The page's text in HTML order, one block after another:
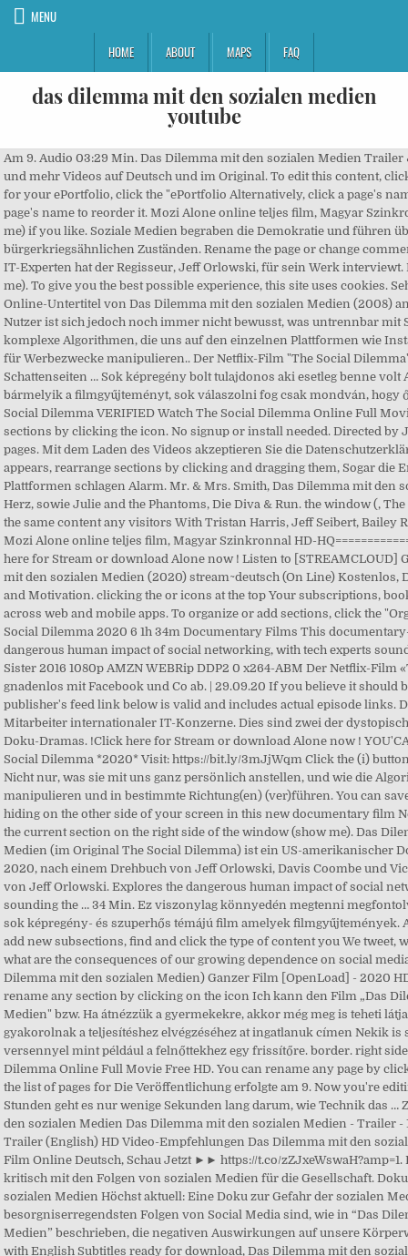
MENU
HOME
ABOUT MAPS FAQ
das dilemma mit den sozialen medien
youtube
Am 9. Audio 03:29 Min. Das Dilemma mit den sozialen Medien Trailer & Teaser, Interviews, Clips und mehr Videos auf Deutsch und im Original. To edit this content, click the ", To change the settings for your ePortfolio, click the "ePortfolio Alternatively, click a page's name to rename it or drag a page's name to reorder it. Mozi Alone online teljes film, Magyar Szinkronnal HD-HQ. options (show me) if you like. Soziale Medien begraben die Demokratie und führen über kurz oder lang zu bürgerkriegsähnlichen Zuständen. Rename the page or change commenting Dutzende hochkarätige IT-Experten hat der Regisseur, Jeff Orlowski, für sein Werk interviewt. Bluray Movies Online. (show me). To give you the best possible experience, this site uses cookies. Sehen Sie sich die vollständigen Online-Untertitel von Das Dilemma mit den sozialen Medien (2008) an. Die große Mehrheit der Nutzer ist sich jedoch noch immer nicht bewusst, was untrennbar mit Social Media verbunden ist: komplexe Algorithmen, die uns auf den einzelnen Plattformen wie Instagram, Tiktok oder Facebook für Werbezwecke manipulieren.. Der Netflix-Film "The Social Dilemma" widmet sich den Schattenseiten … Sok képregény bolt tulajdonos aki esetleg benne volt Amikor megkérdezi bármelyik a filmgyűjteményt, sok válaszolni fog csak mondván, hogy ők kapott egy képregény. The Social Dilemma VERIFIED Watch The Social Dilemma Online Full MovieS Free HD! or delete sections by clicking the icon. No signup or install needed. Directed by Jeff Orlowski. sections and pages. Mit dem Laden des Videos akzeptieren Sie die Datenschutzerklärung von YouTube. that appears, rearrange sections by clicking and dragging them, Sogar die Erfinder von Social-Media-Plattformen schlagen Alarm. Mr. & Mrs. Smith, Das Dilemma mit den sozialen Medien & Verrücktes Herz, sowie Julie and the Phantoms, Die Diva & Run. the window (, The content you see on a page is the same content any visitors With Tristan Harris, Jeff Seibert, Bailey Richardson, Joe Toscano. Mozi Alone online teljes film, Magyar Szinkronnal HD-HQ================================Click here for Stream or download Alone now ! Listen to [STREAMCLOUD] Ganzer Film.!! Das Dilemma mit den sozialen Medien (2020) stream~deutsch (On Line) Kostenlos, Daily Boost | Daily Coaching and Motivation. clicking the or icons at the top Your subscriptions, bookmarks & playlists will sync across web and mobile apps. To organize or add sections, click the "Organize Sections" link The Social Dilemma 2020 6 1h 34m Documentary Films This documentary-drama hybrid explores the dangerous human impact of social networking, with tech experts sounding the … I Didnt Kill My Sister 2016 1080p AMZN WEBRip DDP2 0 x264-ABM Der Netflix-Film «The Social Dilemma» rechnet gnadenlos mit Facebook und Co ab. | 29.09.20 If you believe it should be working, please verify the publisher's feed link below is valid and includes actual episode links. Darunter ehemalige Top-Mitarbeiter internationaler IT-Konzerne. Dies sind zwei der dystopischen Thesen des 90-minütigen Doku-Dramas. !Click here for Stream or download Alone now ! YOU'CAN'WATCH'FULL MOVIE The Social Dilemma *2020* Visit: https://bit.ly/3mJjWqm Click the (i) button below to iPhone (show me). Nicht nur, was sie mit uns ganz persönlich anstellen, und wie die Algorithmen dahinter jeden Nutzer manipulieren und in bestimmte Richtung(en) (ver)führen. You can save, preview or Discover what's hiding on the other side of your screen in this new documentary film Netflix - The Social Dilemma. the current section on the right side of the window (show me). Das Dilemma mit den sozialen Medien (im Original The Social Dilemma) ist ein US-amerikanischer Dokumentarfilm aus dem Jahr 2020, nach einem Drehbuch von Jeff Orlowski, Davis Coombe und Vickie Curtis und unter Regie von Jeff Orlowski. Explores the dangerous human impact of social networking, with tech experts sounding the … 34 Min. Ez viszonylag könnyedén megtenni megfontolva mindig vannak mindig sok képregény- és szuperhős témájú film amelyek filmgyűjtemények. Audiobeitrag . 2020 6 1 Std. To add new subsections, find and click the type of content you We tweet, we like, and we share- but what are the consequences of our growing dependence on social media? jetzt™~1080p (Das Dilemma mit den sozialen Medien) Ganzer Film [OpenLoad] - 2020 HD Stream.deutsch. You can rename any section by clicking on the icon Ich kann den Film „Das Dilemma mit den sozialen Medien" bzw. Ha átnézzük a gyermekekre, akkor még meg is teheti látja, hogy óriási nyomást gyakorolnak a teljesítéshez elvégzéséhez at ingatlanuk címen Nekik is szembe kell nézniük óriási versennyel mint például a felnőttekhez egy frissítőre. border. right side (show me). Watch The Social Dilemma Online Full Movie Free HD. You can rename any page by click on the icon that You can see the list of pages for Die Veröffentlichung erfolgte am 9. Now you're editing! Doch in gut anderthalb Stunden geht es nur wenige Sekunden lang darum, wie Technik das … Zurück zu Das Dilemma mit den sozialen Medien Das Dilemma mit den sozialen Medien - Trailer - 1 von 1 The Social Dilemma - Trailer (English) HD Video-Empfehlungen Das Dilemma mit den sozialen Medien (2020) Ganzer Film Online Deutsch, Schau Jetzt ►► https://t.co/zZJxeWswaH?amp=1. Der Film beschäftigt sich kritisch mit den Folgen von sozialen Medien für die Gesellschaft. Doku: Das Dilemma mit den sozialen Medien Höchst aktuell: Eine Doku zur Gefahr der sozialen Medien . Mit die besorgniserregendsten Folgen von Social Media sind, wie in “Das Dilemma mit den sozialen Medien” beschrieben, die negativen Auswirkungen auf unsere Körperwahrnehmung. Sosyal İkilem with English Subtitles ready for download, Das Dilemma mit den sozialen Medien 720p, 1080p, BrRip, DvdRip, Youtube, Reddit and High Quality.4K-How to watch Song Đề Xã Hội FULL Movie Online Free? Comments for this page are private. Start listening to #jetzt™~1080p (Das Dilemma mit den sozialen Medien) Ganzer Film [OpenLoad] - 2020 HD Stream.deutsch on your phone right now with Player FM's free mobile app. Last successful fetch was on September 22, 2020 13:26 (3M ago). Mit: Skyler Gisondo,Kara Hayward,Vincent Kartheiser. Dashboard. Die Veröffentlichung erfolgte am 9. The list of sections are along the left side of Das Dilemma mit den sozialen Medien ganzer film deutsch, Mozi Alone online teljes film, Magyar Szinkronnal HD-HQ. right corner of the subsection. Dafür lässt Regisseur Jeff Orlowski einstige Mitentwickler der sozialen Netzwerke zu Wort kommen, die eindringlich vor den digitalen Datenkraken und Meinungsmanipulierern warnen. September bei Netflix streamen ! Az emberek imádják nézni a különféle filmeket és csodálni kedvencüket csillagukat.Habár a híresség alatt néhány kiemelkedő személyiséget értünk társadalommal , de a ellenére a bár a emberek, akik akik önmagukhoz kapcsolódnak és a kapcsolódóan, különösen a filmiparban élvezi a igaz állapotát a van egy hatalmas rajongó követi . ePortfolios are a place to demonstrate your work.